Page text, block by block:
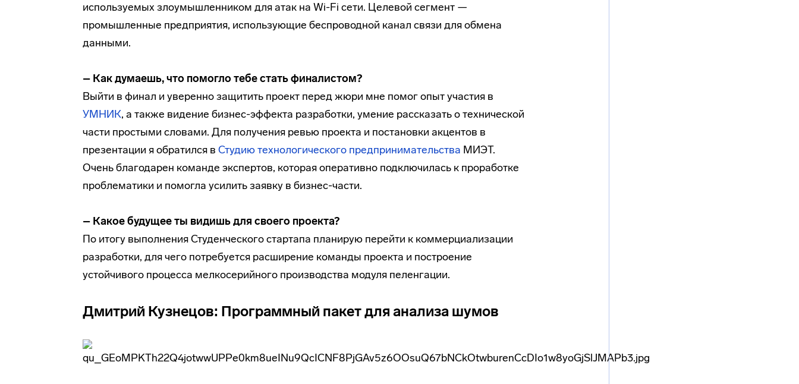
используемых злоумышленником для атак на Wi-Fi сети. Целевой сегмент —
промышленные предприятия, использующие беспроводной канал связи для обмена
данными.
– Как думаешь, что помогло тебе стать финалистом?
Выйти в финал и уверенно защитить проект перед жюри мне помог опыт участия в
УМНИК, а также видение бизнес-эффекта разработки, умение рассказать о технической
части простыми словами. Для получения ревью проекта и постановки акцентов в
презентации я обратился в Студию технологического предпринимательства МИЭТ.
Очень благодарен команде экспертов, которая оперативно подключилась к проработке
проблематики и помогла усилить заявку в бизнес-части.
– Какое будущее ты видишь для своего проекта?
По итогу выполнения Студенческого стартапа планирую перейти к коммерциализации
разработки, для чего потребуется расширение команды проекта и построение
устойчивого процесса мелкосерийного производства модуля пеленгации.
Дмитрий Кузнецов: Программный пакет для анализа шумов